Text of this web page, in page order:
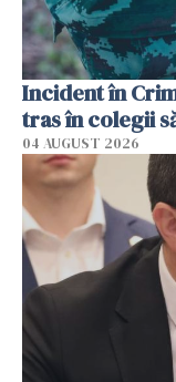
Incident în
tras în colegii
04 AUGUST 2026